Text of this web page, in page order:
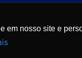
nosso site e